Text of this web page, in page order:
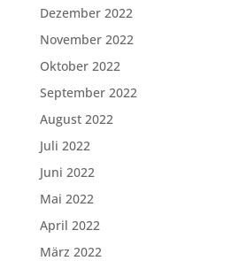
Dezember 2022
November 2022
Oktober 2022
September 2022
August 2022
Juli 2022
Juni 2022
Mai 2022
April 2022
März 2022